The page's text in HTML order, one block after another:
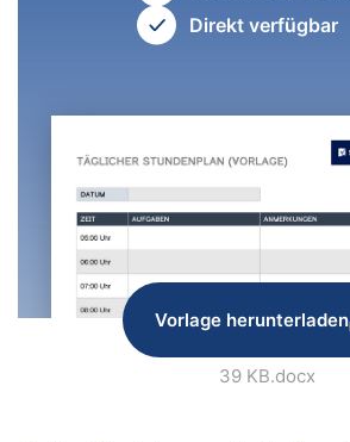
Direkt verfügbar
Vorlage herunterladen
39 KB.docx